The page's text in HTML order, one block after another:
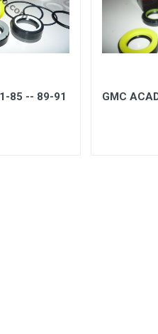
85 -- 89-91
GMC